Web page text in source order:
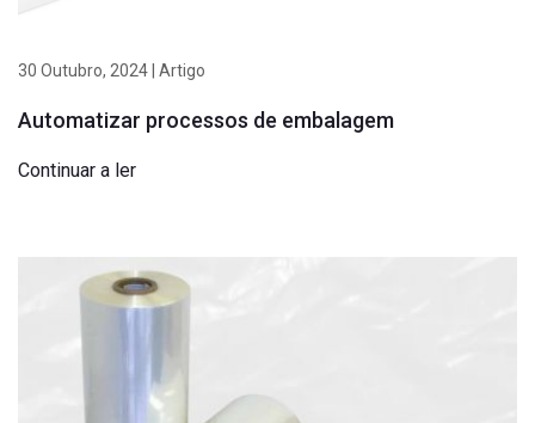
30 Outubro, 2024 | Artigo
Automatizar processos de embalagem
Continuar a ler